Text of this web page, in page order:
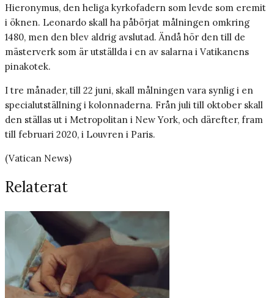
Hieronymus, den heliga kyrkofadern som levde som eremit
i öknen. Leonardo skall ha påbörjat målningen omkring
1480, men den blev aldrig avslutad. Ändå hör den till de
mästerverk som är utställda i en av salarna i Vatikanens
pinakotek.
I tre månader, till 22 juni, skall målningen vara synlig i en
specialutställning i kolonnaderna. Från juli till oktober skall
den ställas ut i Metropolitan i New York, och därefter, fram
till februari 2020, i Louvren i Paris.
(Vatican News)
Relaterat